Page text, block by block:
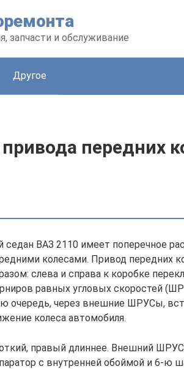
запчасти и обслуживание
Другое
передних
седан ВАЗ 2110 имеет поперечное
колесами. Привод передних
слева и справа к коробке
равных угловых скоростей
очередь, через внешние ШРУСы,
колеса автомобиля.
правый длиннее. Внешний
с внутренней обоймой и 6-ю